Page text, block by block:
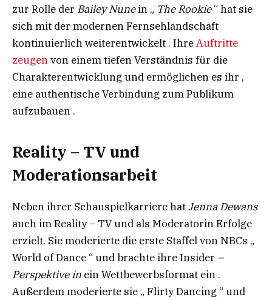
zur Rolle der Bailey Nunein „ The Rookie“ hat sie
sich mit der modernen Fernsehlandschaft
kontinuierlich weiterentwickelt . IhreAuftritte
zeugenvon einem tiefen Verständnis für die
Charakterentwicklung und ermöglichen es ihr ,
eine authentische Verbindung zum Publikum
aufzubauen .
Reality – TV und
Moderationsarbeit
Neben ihrer Schauspielkarriere hatJenna Dewans
auch im Reality – TV und als Moderatorin Erfolge
erzielt. Sie moderierte die erste Staffel von NBCs „
World of Dance “ und brachte ihre Insider –
Perspektive in ein Wettbewerbsformat ein .
Außerdem moderierte sie „ Flirty Dancing “ und